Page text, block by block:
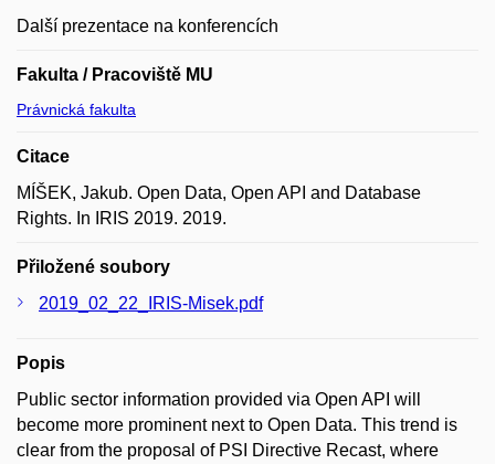
Další prezentace na konferencích
Fakulta / Pracoviště MU
Právnická fakulta
Citace
MÍŠEK, Jakub. Open Data, Open API and Database
Rights. In IRIS 2019. 2019.
Přiložené soubory
2019_02_22_IRIS-Misek.pdf
Popis
Public sector information provided via Open API will
become more prominent next to Open Data. This trend is
clear from the proposal of PSI Directive Recast, where